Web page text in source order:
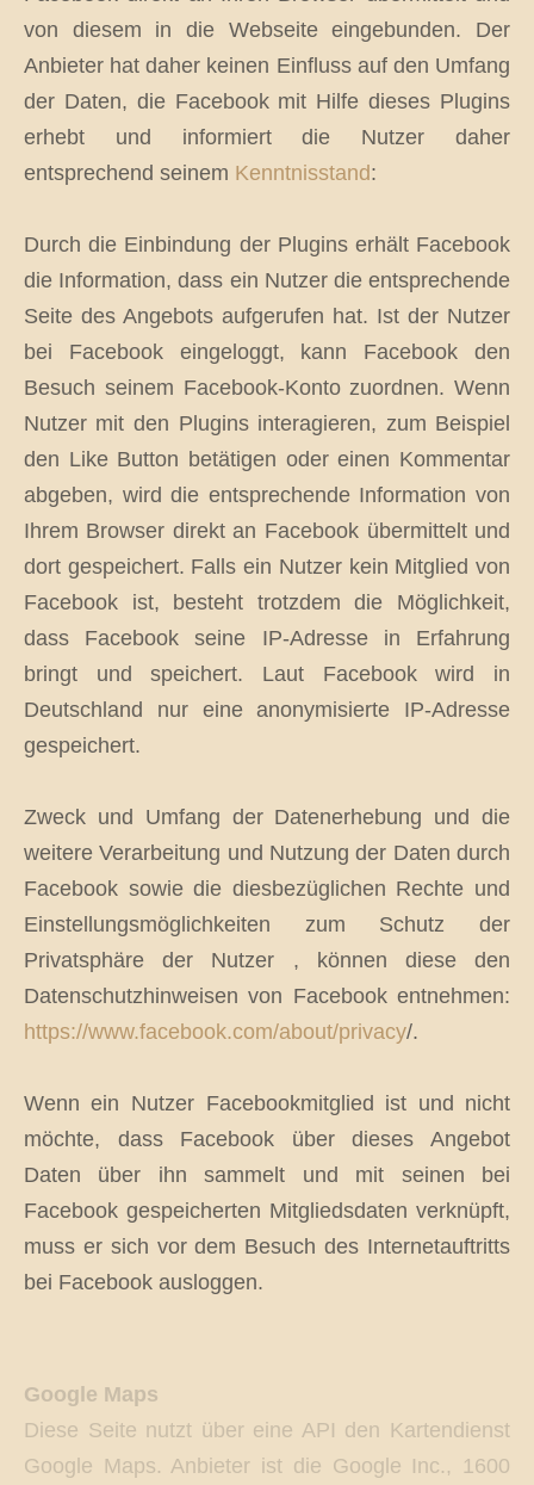
von diesem in die Webseite eingebunden. Der
Anbieter hat daher keinen Einfluss auf den Umfang
der Daten, die Facebook mit Hilfe dieses Plugins
erhebt und informiert die Nutzer daher
entsprechend seinem Kenntnisstand:
Durch die Einbindung der Plugins erhält Facebook
die Information, dass ein Nutzer die entsprechende
Seite des Angebots aufgerufen hat. Ist der Nutzer
bei Facebook eingeloggt, kann Facebook den
Besuch seinem Facebook-Konto zuordnen. Wenn
Nutzer mit den Plugins interagieren, zum Beispiel
den Like Button betätigen oder einen Kommentar
abgeben, wird die entsprechende Information von
Ihrem Browser direkt an Facebook übermittelt und
dort gespeichert. Falls ein Nutzer kein Mitglied von
Facebook ist, besteht trotzdem die Möglichkeit,
dass Facebook seine IP-Adresse in Erfahrung
bringt und speichert. Laut Facebook wird in
Deutschland nur eine anonymisierte IP-Adresse
gespeichert.
Zweck und Umfang der Datenerhebung und die
weitere Verarbeitung und Nutzung der Daten durch
Facebook sowie die diesbezüglichen Rechte und
Einstellungsmöglichkeiten zum Schutz der
Privatsphäre der Nutzer , können diese den
Datenschutzhinweisen von Facebook entnehmen:
https://www.facebook.com/about/privacy/.
Wenn ein Nutzer Facebookmitglied ist und nicht
möchte, dass Facebook über dieses Angebot
Daten über ihn sammelt und mit seinen bei
Facebook gespeicherten Mitgliedsdaten verknüpft,
muss er sich vor dem Besuch des Internetauftritts
bei Facebook ausloggen.
Google Maps
Diese Seite nutzt über eine API den Kartendienst
Google Maps. Anbieter ist die Google Inc., 1600